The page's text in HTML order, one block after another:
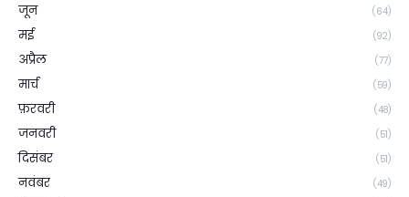
जून (64)
मई (92)
अप्रैल (77)
मार्च (59)
फ़रवरी (48)
जनवरी (51)
दिसंबर (51)
नवंबर (49)